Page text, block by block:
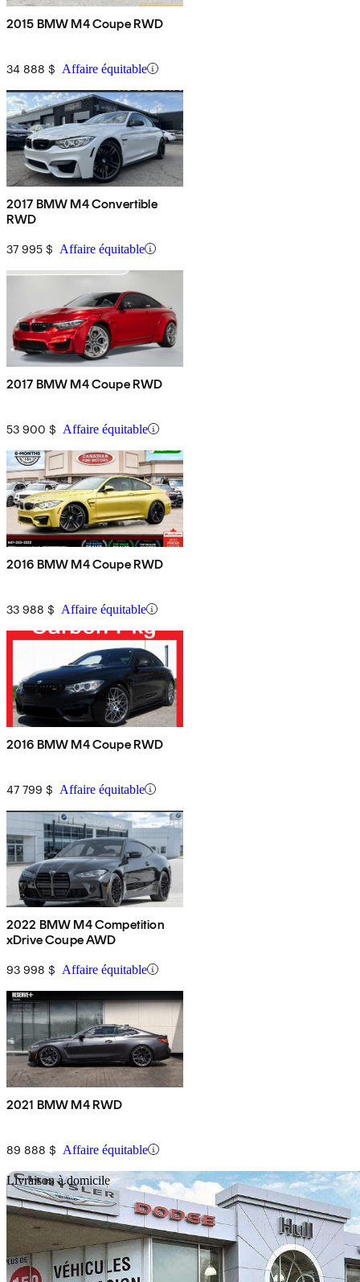
2015 BMW M4 Coupe RWD
34 888 $ Affaire équitable
2017 BMW M4 Convertible
RWD
37 995 $ Affaire équitable
2017 BMW M4 Coupe RWD
53 900 $ Affaire équitable
2016 BMW M4 Coupe RWD
33 988 $ Affaire équitable
2016 BMW M4 Coupe RWD
47 799 $ Affaire équitable
2022 BMW M4 Competition
xDrive Coupe AWD
93 998 $ Affaire équitable
2021 BMW M4 RWD
89 888 $ Affaire équitable
Livraison à domicile